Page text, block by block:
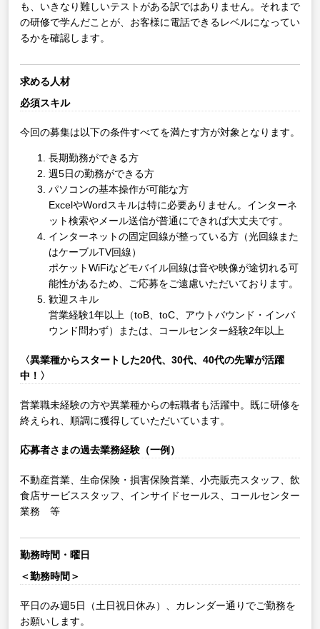
も、いきなり難しいテストがある訳ではありません。それまで
の研修で学んだことが、お客様に電話できるレベルになってい
るかを確認します。
求める人材
必須スキル
今回の募集は以下の条件すべてを満たす方が対象となります。
長期勤務ができる方
週5日の勤務ができる方
パソコンの基本操作が可能な方
ExcelやWordスキルは特に必要ありません。インターネ
ット検索やメール送信が普通にできれば大丈夫です。
インターネットの固定回線が整っている方（光回線また
はケーブルTV回線）
ポケットWiFiなどモバイル回線は音や映像が途切れる可
能性があるため、ご応募をご遠慮いただいております。
歓迎スキル
営業経験1年以上（toB、toC、アウトバウンド・インバ
ウンド問わず）または、コールセンター経験2年以上
〈異業種からスタートした20代、30代、40代の先輩が活躍
中！〉
営業職未経験の方や異業種からの転職者も活躍中。既に研修を
終えられ、順調に獲得していただいています。
応募者さまの過去業務経験（一例）
不動産営業、生命保険・損害保険営業、小売販売スタッフ、飲
食店サービススタッフ、インサイドセールス、コールセンター
業務 等
勤務時間・曜日
＜勤務時間＞
平日のみ週5日（土日祝日休み）、カレンダー通りでご勤務を
お願いします。